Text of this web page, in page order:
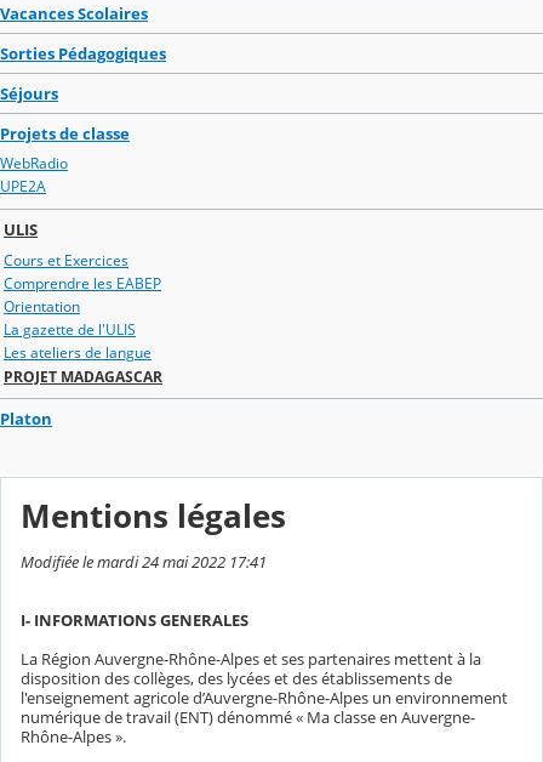
Vacances Scolaires
Sorties Pédagogiques
Séjours
Projets de classe
WebRadio
UPE2A
ULIS
Cours et Exercices
Comprendre les EABEP
Orientation
La gazette de l'ULIS
Les ateliers de langue
PROJET MADAGASCAR
Platon
Mentions légales
Modifiée le mardi 24 mai 2022 17:41
I- INFORMATIONS GENERALES
La Région Auvergne-Rhône-Alpes et ses partenaires mettent à la
disposition des collèges, des lycées et des établissements de
l'enseignement agricole d’Auvergne-Rhône-Alpes un environnement
numérique de travail (ENT) dénommé « Ma classe en Auvergne-
Rhône-Alpes ».